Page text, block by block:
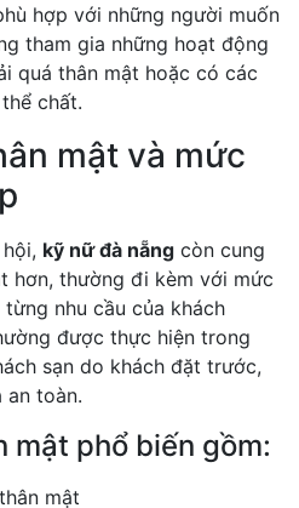
hợp với những người muốn
tham gia những hoạt động
quá thân mật hoặc có các
chất.
mật và mức
kỹ nữ đà nẵng còn cung
hơn, thường đi kèm với mức
nhu cầu của khách
được thực hiện trong
sạn do khách đặt trước,
an toàn.
mật phổ biến gồm:
mật